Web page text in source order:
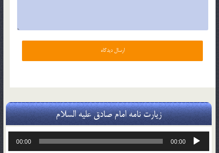
زیارت نامه امام صادق علیه السلام
پخش‌کننده
00:00
00:00